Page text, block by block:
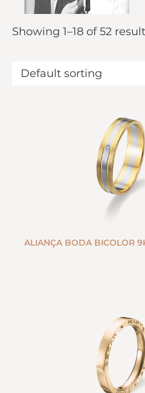
Showing 1–18 of 52
ALIANÇA BODA BICOLOR